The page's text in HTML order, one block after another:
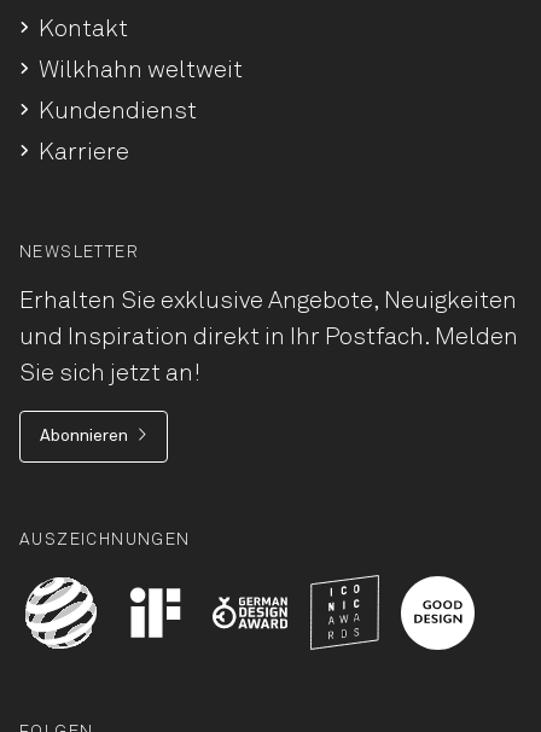
Kontakt
Wilkhahn weltweit
Kundendienst
Karriere
NEWSLETTER
Erhalten Sie exklusive Angebote, Neuigkeiten
und Inspiration direkt in Ihr Postfach. Melden
Sie sich jetzt an!
Abonnieren
AUSZEICHNUNGEN